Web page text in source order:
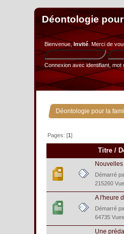
Déontologie
Bienvenue,Invité. Merci de
Connexion avec identifiant,
Déontologie pour la
Pages: [1]
Titre /
Démarré
215260
A l'heure
Démarré
64735
Une